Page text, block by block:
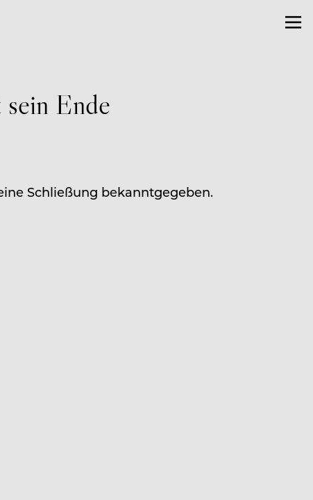
Ende
Schließung bekanntgegeben.